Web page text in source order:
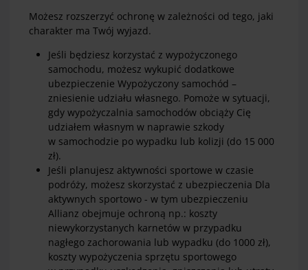
Możesz rozszerzyć ochronę w zależności od tego, jaki
charakter ma Twój wyjazd.
Jeśli będziesz korzystać z wypożyczonego
samochodu, możesz wykupić dodatkowe
ubezpieczenie Wypożyczony samochód –
zniesienie udziału własnego. Pomoże w sytuacji,
gdy wypożyczalnia samochodów obciąży Cię
udziałem własnym w naprawie szkody
w samochodzie po wypadku lub kolizji (do 15 000
zł).
Jeśli planujesz aktywności sportowe w czasie
podróży, możesz skorzystać z ubezpieczenia Dla
aktywnych sportowo - w tym ubezpieczeniu
Allianz obejmuje ochroną np.: koszty
niewykorzystanych karnetów w przypadku
nagłego zachorowania lub wypadku (do 1000 zł),
koszty wypożyczenia sprzętu sportowego